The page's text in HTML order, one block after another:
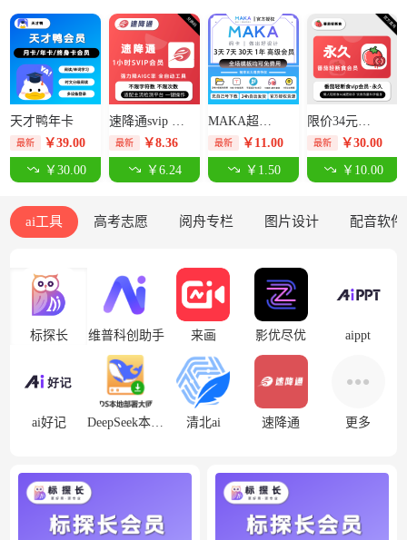
天才鸭年卡
最新 ￥39.00
￥30.00
速降通svip 1小时卡【限价14元】
最新 ￥8.36
￥6.24
MAKA超级会员3天-限价12.5元
最新 ￥ 11.00
￥1.50
限价34元番茄轻断食永久卡
最新 ￥30.00
￥10.00
ai工具 高考志愿 阅舟专栏 图片设计 配音软件
标探长 维普科创助手 来画 影优尽优 aippt
ai好记 DeepSeek本地部署 清北ai 速降通 更多